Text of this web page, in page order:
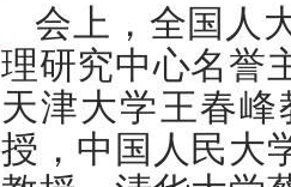
会上，全国人
理研究中心名誉
天津大学王春
授，中国人民大